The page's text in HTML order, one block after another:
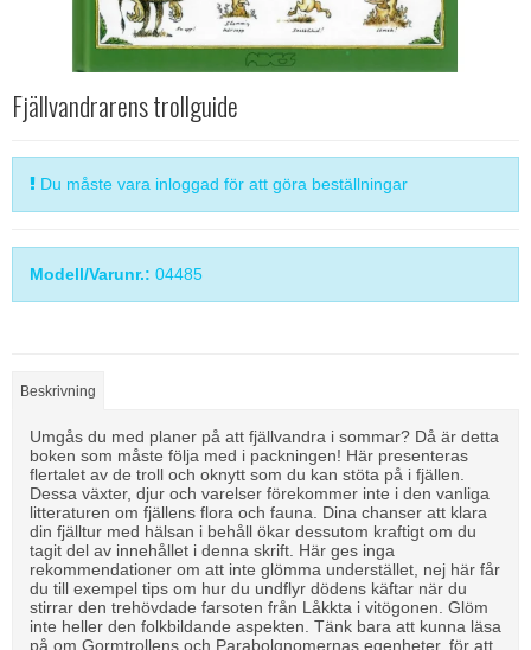
Fjällvandrarens trollguide
Du måste vara inloggad för att göra beställningar
Modell/Varunr.: 04485
Beskrivning
Umgås du med planer på att fjällvandra i sommar? Då är detta
boken som måste följa med i packningen! Här presenteras
flertalet av de troll och oknytt som du kan stöta på i fjällen.
Dessa växter, djur och varelser förekommer inte i den vanliga
litteraturen om fjällens flora och fauna. Dina chanser att klara
din fjälltur med hälsan i behåll ökar dessutom kraftigt om du
tagit del av innehållet i denna skrift. Här ges inga
rekommendationer om att inte glömma understället, nej här får
du till exempel tips om hur du undflyr dödens käftar när du
stirrar den trehövdade farsoten från Låkkta i vitögonen. Glöm
inte heller den folkbildande aspekten. Tänk bara att kunna läsa
på om Gormtrollens och Parabolgnomernas egenheter, för att